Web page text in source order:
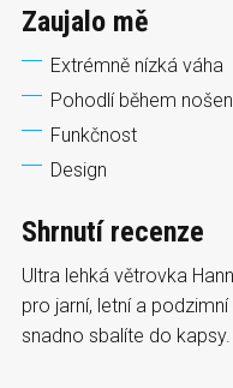
Zaujalo mě
Extrémně nízká váha
Pohodlí během
Funkčnost
Design
Shrnutí recenze
Ultra lehká větrovka
pro jarní, letní a
snadno sbalíte do kapsy.